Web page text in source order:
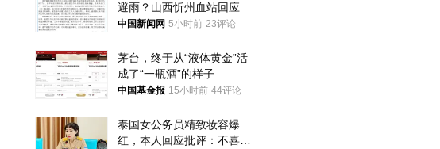
避雨？山西忻州血站回应
中国新闻网 5小时前 23评论
茅台，终于从“液体黄金”活
成了“一瓶酒”的样子
中国基金报 15小时前 44评论
泰国女公务员精致妆容爆
红，本人回应批评：不喜欢